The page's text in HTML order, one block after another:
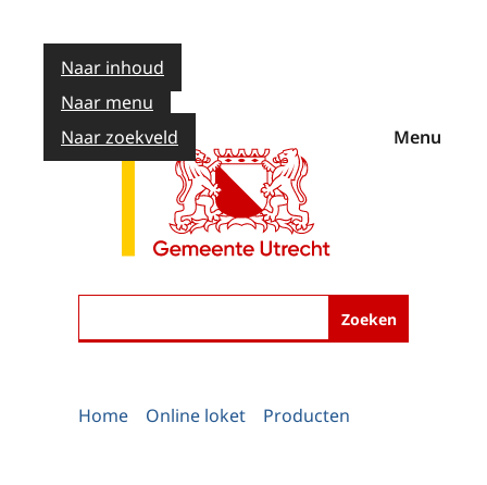
Naar inhoud
Naar menu
Naar zoekveld
Zoeken
Menu
Home Online loket Producten